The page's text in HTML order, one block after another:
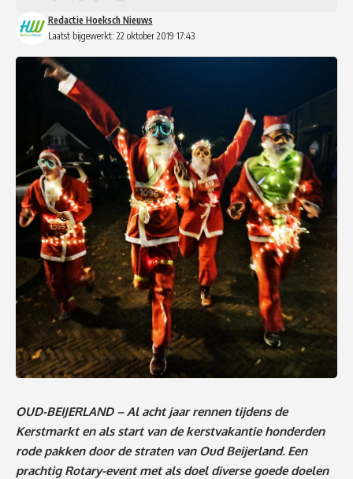
Laatst bijgewerkt: 22 oktober 2019 17:43
Redactie Hoeksch Nieuws
OUD-BEIJERLAND – Al acht jaar rennen tijdens de
Kerstmarkt en als start van de kerstvakantie honderden
rode pakken door de straten van Oud Beijerland. Een
prachtig Rotary-event met als doel diverse goede doelen